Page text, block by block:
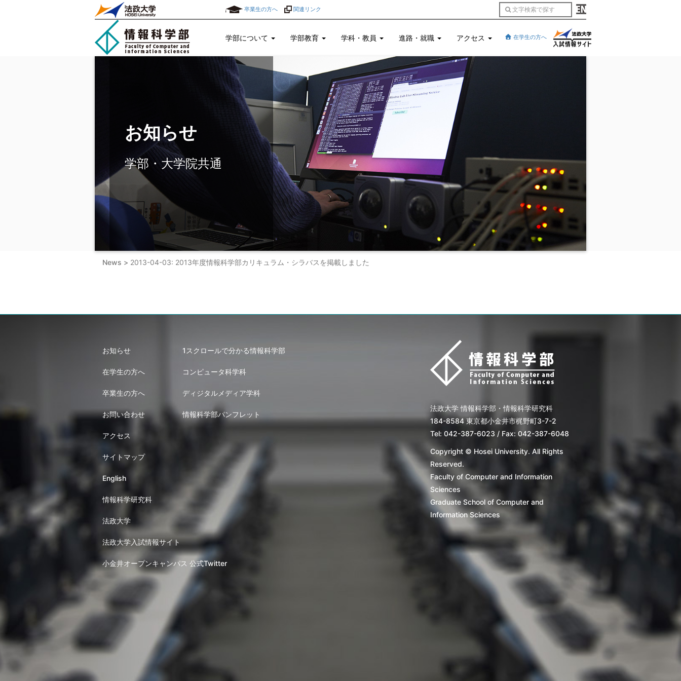
卒業生の方へ 関連リンク
学部について 学部教育 学科・教員 進路・就職 アクセス 在学生の方へ
お知らせ
学部・大学院共通
News > 2013-04-03: 2013年度情報科学部カリキュラム・シラバスを掲載しました
お知らせ
在学生の方へ
卒業生の方へ
お問い合わせ
アクセス
サイトマップ
English
1スクロールで分かる情報科学部
コンピュータ科学科
ディジタルメディア学科
情報科学部パンフレット
情報科学研究科
法政大学
法政大学入試情報サイト
小金井オープンキャンパス 公式Twitter
法政大学 情報科学部・情報科学研究科
184-8584 東京都小金井市梶野町3-7-2
Tel: 042-387-6023 / Fax: 042-387-6048
Copyright © Hosei University. All Rights
Reserved.
Faculty of Computer and Information
Sciences
Graduate School of Computer and
Information Sciences